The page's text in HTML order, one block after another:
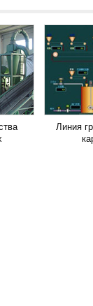
Линия